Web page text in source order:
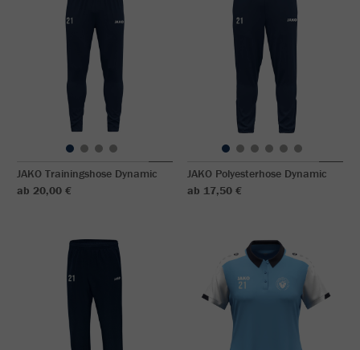
JAKO Trainingshose Dynamic
ab 20,00 €
JAKO Polyesterhose Dynamic
ab 17,50 €